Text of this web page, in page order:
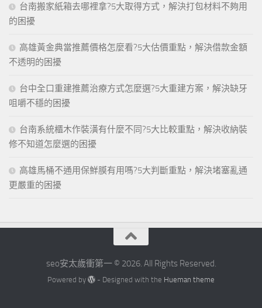
台南搬家紙箱去哪裡拿?5大取得方式，解決打包材料不夠用
的困擾
高雄黃金典當推薦價格怎麼看?5大估價重點，解決借款金額
不透明的困擾
台中全口重建推薦治療方式怎麼選?5大重建方案，解決缺牙
咀嚼不穩的困擾
台南系統櫃木作裝潢有什麼不同?5大比較重點，解決收納裝
修不知道怎麼選的困擾
高雄馬桶不通用保鮮膜有用嗎?5大判斷重點，解決堵塞亂通
更嚴重的困擾
seo安太歲衝第一 © 2026. All Rights Reserved.
Powered by - Designed with the Hueman theme